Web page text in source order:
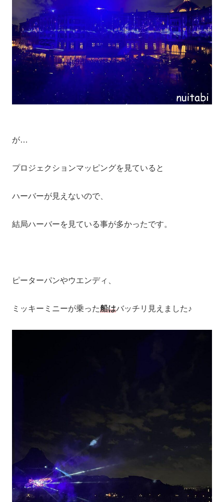
が…
プロジェクションマッピングを見ていると
ハーバーが見えないので、
結局ハーバーを見ている事が多かったです。
ピーターパンやウエンディ、
ミッキーミニーが乗った船はバッチリ見えました♪